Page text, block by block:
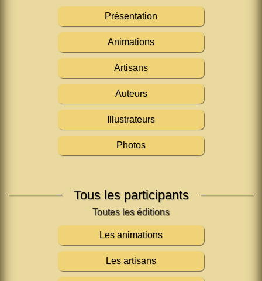
Présentation
Animations
Artisans
Auteurs
Illustrateurs
Photos
Tous les participants
Les animations
Les artisans